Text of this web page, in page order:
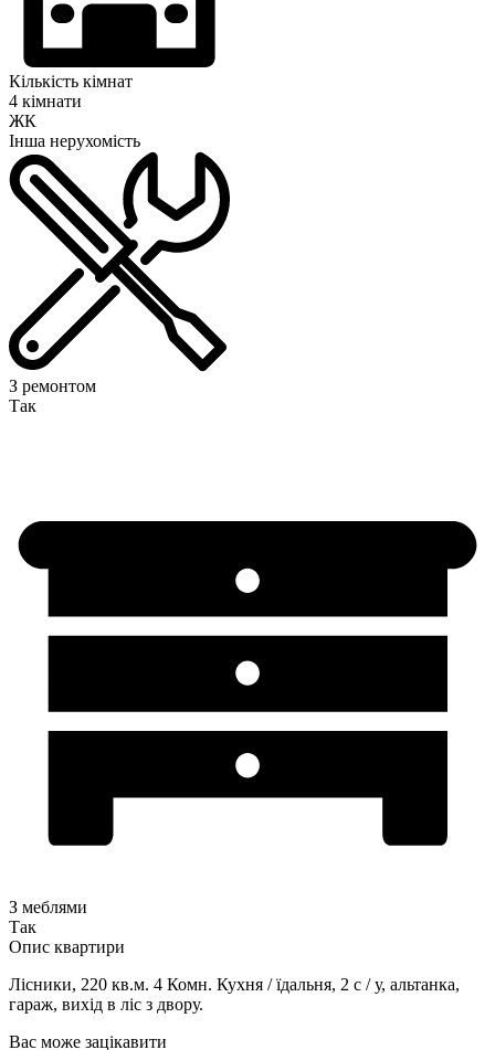
Кількість кімнат
4 кімнати
ЖК
Інша нерухомість
З ремонтом
Так
З меблями
Так
Опис квартири
Лісники, 220 кв.м. 4 Комн. Кухня / їдальня, 2 с / у, альтанка,
гараж, вихід в ліс з двору.
Вас може зацікавити